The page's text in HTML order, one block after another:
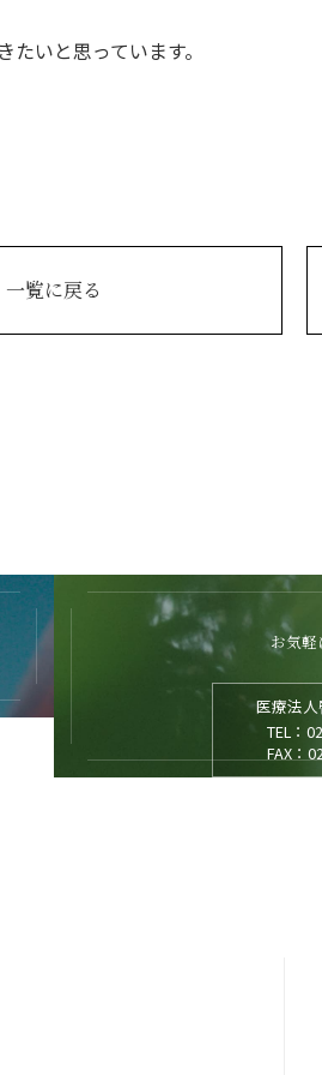
いと思っています。
一覧に戻る
お気軽
医療法
TEL：
FAX：